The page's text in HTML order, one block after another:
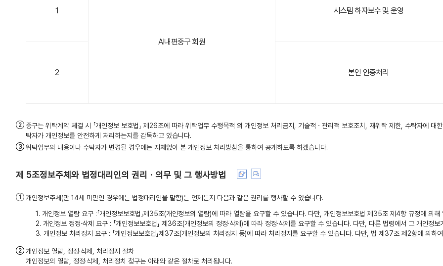
1
AI내편중구 회원
시스템 하자보수 및 운영
2 본인 인증처리
중구는 위탁계약 체결 시 「개인정보 보호법」 제26조에 따라 위탁업무 수행목적 외 개인정보 처리금지, 기술적ㆍ관리적 보호조치, 재위탁 제한, 수탁자에
탁자가 개인정보를 안전하게 처리하는지를 감독하고 있습니다.
위탁업무의 내용이나 수탁자가 변경될 경우에는 지체없이 본 개인정보 처리방침을 통하여 공개하도록 하겠습니다.
정보주체와 법정대리인의 권리ㆍ의무 및 그 행사방법
개인정보주체(만 14세 미만인 경우에는 법정대리인을 말함)는 언제든지 다음과 같은 권리를 행사할 수 있습니다.
1. 개인정보 열람 요구 :「개인정보보호법」제35조(개인정보의 열람)에 따라 열람을 요구할 수 있습니다. 다만, 개인정보보호법 제35조 제4항 규정에 의
2. 개인정보 정정·삭제 요구 : 「개인정보보호법」 제36조(개인정보의 정정·삭제)에 따라 정정·삭제를 요구할 수 있습니다. 다만, 다른 법령에서 그 개인
3. 개인정보 처리정지 요구 : 「개인정보보호법」제37조(개인정보의 처리정지 등)에 따라 처리정지를 요구할 수 있습니다. 다만, 법 제37조 제2항에 의하
개인정보 열람, 정정·삭제, 처리정지 절차
개인정보의 열람, 정정·삭제, 처리정치 청구는 아래와 같은 절차로 처리됩니다.